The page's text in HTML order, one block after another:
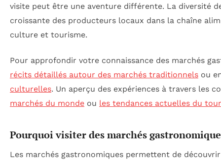
visite peut être une aventure différente. La diversité
croissante des producteurs locaux dans la chaîne
culture et tourisme.
Pour approfondir votre connaissance des marchés
récits détaillés autour des marchés traditionnels ou
culturelles. Un aperçu des expériences à travers les
marchés du monde ou les tendances actuelles du
Pourquoi visiter des marchés
Les marchés gastronomiques permettent de